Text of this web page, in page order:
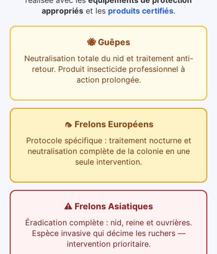
appropriés et les produits certifiés.
🐝 Guêpes
Neutralisation totale du nid et traitement anti-
retour. Produit insecticide professionnel à
action prolongée.
🦟 Frelons Européens
Protocole spécifique : traitement nocturne et
neutralisation complète de la colonie en une
seule intervention.
⚠️ Frelons Asiatiques
Éradication complète : nid, reine et ouvrières.
Espèce invasive qui décime les ruchers —
intervention prioritaire.